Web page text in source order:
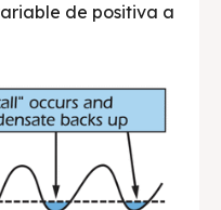
de positiva a